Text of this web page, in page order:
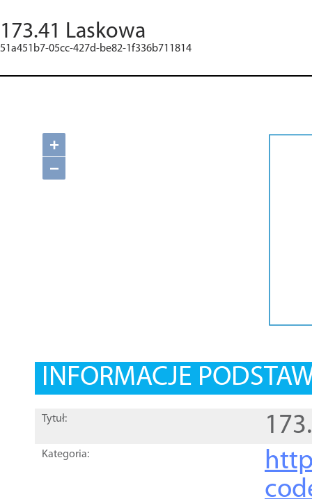
173.41 Laskowa
51a451b7-05cc-427d-be82-1f336b711814
+
−
INFORMACJE
Tytuł:
Kategoria: